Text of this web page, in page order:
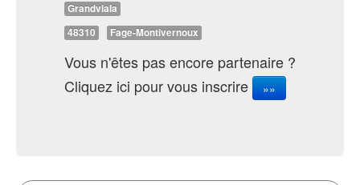
Sign in
Grandviala
48310
Fage-Montivernoux
Vous n'êtes pas encore partenaire ?
Cliquez ici pour vous inscrire
»»